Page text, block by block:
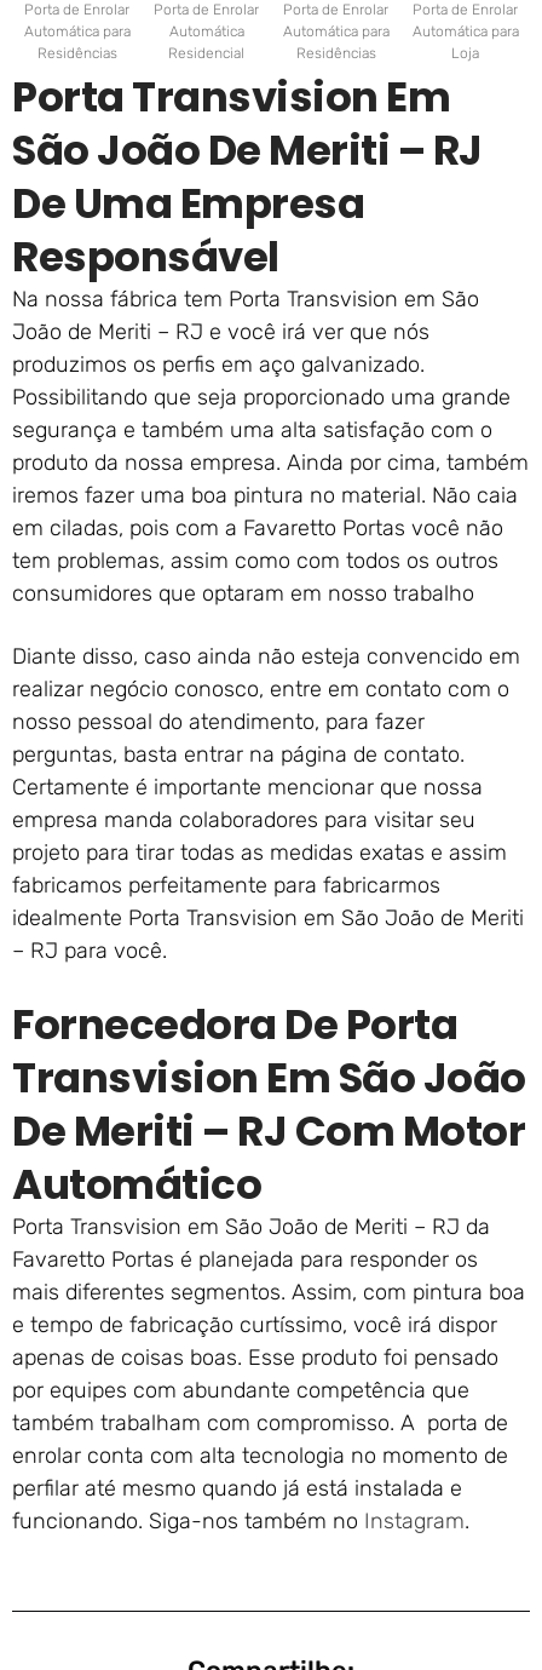
Porta de Enrolar
Automática para
Residências
Porta de Enrolar
Automática
Residencial
Porta de Enrolar
Automática para
Residências
Porta de Enrolar
Automática para
Loja
Porta Transvision Em
São João De Meriti – RJ
De Uma Empresa
Responsável
Na nossa fábrica tem Porta Transvision em São
João de Meriti – RJ e você irá ver que nós
produzimos os perfis em aço galvanizado.
Possibilitando que seja proporcionado uma grande
segurança e também uma alta satisfação com o
produto da nossa empresa. Ainda por cima, também
iremos fazer uma boa pintura no material. Não caia
em ciladas, pois com a Favaretto Portas você não
tem problemas, assim como com todos os outros
consumidores que optaram em nosso trabalho
Diante disso, caso ainda não esteja convencido em
realizar negócio conosco, entre em contato com o
nosso pessoal do atendimento, para fazer
perguntas, basta entrar na página de contato.
Certamente é importante mencionar que nossa
empresa manda colaboradores para visitar seu
projeto para tirar todas as medidas exatas e assim
fabricamos perfeitamente para fabricarmos
idealmente Porta Transvision em São João de Meriti
– RJ para você.
Fornecedora De Porta
Transvision Em São João
De Meriti – RJ Com Motor
Automático
Porta Transvision em São João de Meriti – RJ da
Favaretto Portas é planejada para responder os
mais diferentes segmentos. Assim, com pintura boa
e tempo de fabricação curtíssimo, você irá dispor
apenas de coisas boas. Esse produto foi pensado
por equipes com abundante competência que
também trabalham com compromisso. A porta de
enrolar conta com alta tecnologia no momento de
perfilar até mesmo quando já está instalada e
funcionando. Siga-nos também no Instagram.